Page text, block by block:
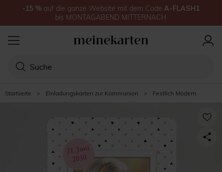
Startseite > Einladungskarten zur Kommunion > Festlich Modern
-15 % auf die ganze Website mit dem Code A-FLASH1
bis MONTAGABEND MITTERNACH